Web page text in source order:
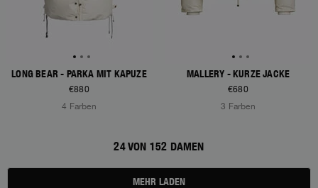
LONG BEAR - PARKA MIT KAPUZE
€880
4 Farben
MALLERY - KURZE JACKE
€680
3 Farben
24 VON 152 DAMEN
MEHR LADEN